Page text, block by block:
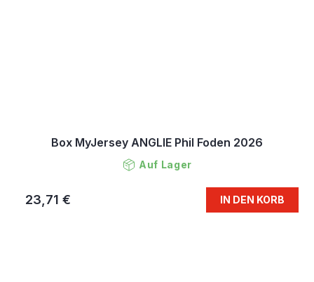
Box MyJersey ANGLIE Phil Foden 2026
Auf Lager
23,71 € IN DEN KORB